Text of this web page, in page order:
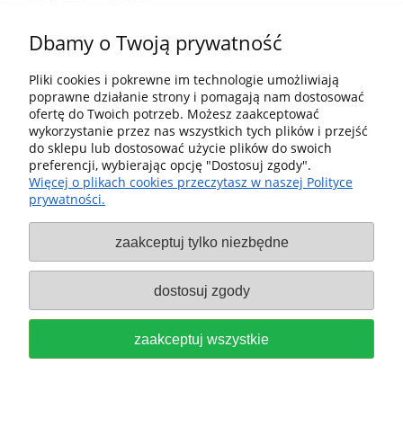
FESTOOL KASETA Z WIERTŁAMI
BKS D3-10 DO METALI I
TWORZYW SZTUCZNYCH 577402
369,00 zł
Dbamy o Twoją prywatność
Pliki cookies i pokrewne im technologie umożliwiają
poprawne działanie strony i pomagają nam dostosować
ofertę do Twoich potrzeb. Możesz zaakceptować
wykorzystanie przez nas wszystkich tych plików i przejść
do sklepu lub dostosować użycie plików do swoich
preferencji, wybierając opcję "Dostosuj zgody".
Więcej o plikach cookies przeczytasz w naszej Polityce
prywatności.
zaakceptuj tylko niezbędne
dostosuj zgody
zaakceptuj wszystkie